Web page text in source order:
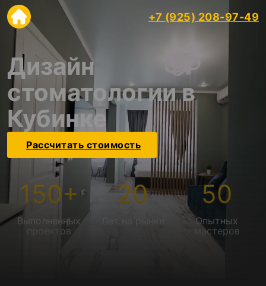
+7 (925) 208-97-49
Дизайн
стоматологии в
Кубинке
Рассчитать стоимость
150+
Выполненных
проектов
20
Лет на рынке
50
Опытных
мастеров